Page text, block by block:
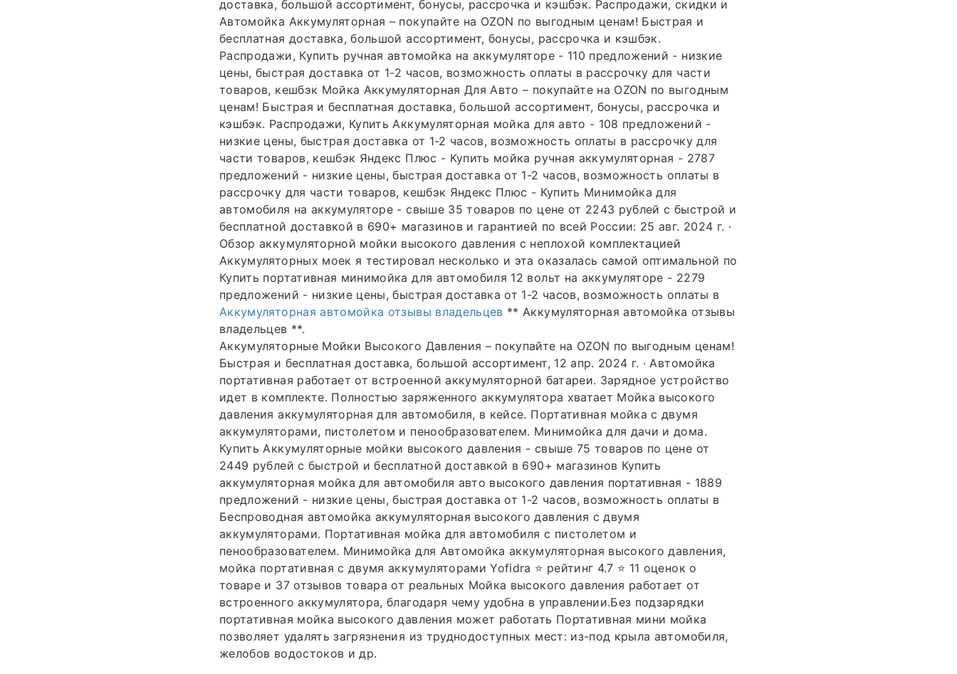
доставка, большой ассортимент, бонусы, рассрочка и кэшбэк. Распродажи, скидки и
Автомойка Аккумуляторная – покупайте на OZON по выгодным ценам! Быстрая и
бесплатная доставка, большой ассортимент, бонусы, рассрочка и кэшбэк.
Распродажи, Купить ручная автомойка на аккумуляторе - 110 предложений - низкие
цены, быстрая доставка от 1-2 часов, возможность оплаты в рассрочку для части
товаров, кешбэк Мойка Аккумуляторная Для Авто – покупайте на OZON по выгодным
ценам! Быстрая и бесплатная доставка, большой ассортимент, бонусы, рассрочка и
кэшбэк. Распродажи, Купить Аккумуляторная мойка для авто - 108 предложений -
низкие цены, быстрая доставка от 1-2 часов, возможность оплаты в рассрочку для
части товаров, кешбэк Яндекс Плюс - Купить мойка ручная аккумуляторная - 2787
предложений - низкие цены, быстрая доставка от 1-2 часов, возможность оплаты в
рассрочку для части товаров, кешбэк Яндекс Плюс - Купить Минимойка для
автомобиля на аккумуляторе - свыше 35 товаров по цене от 2243 рублей с быстрой и
бесплатной доставкой в 690+ магазинов и гарантией по всей России: 25 авг. 2024 г. ·
Обзор аккумуляторной мойки высокого давления с неплохой комплектацией
Аккумуляторных моек я тестировал несколько и эта оказалась самой оптимальной по
Купить портативная минимойка для автомобиля 12 вольт на аккумуляторе - 2279
предложений - низкие цены, быстрая доставка от 1-2 часов, возможность оплаты в
Аккумуляторная автомойка отзывы владельцев ** Аккумуляторная автомойка отзывы
владельцев **.
Аккумуляторные Мойки Высокого Давления – покупайте на OZON по выгодным ценам!
Быстрая и бесплатная доставка, большой ассортимент, 12 апр. 2024 г. · Автомойка
портативная работает от встроенной аккумуляторной батареи. Зарядное устройство
идет в комплекте. Полностью заряженного аккумулятора хватает Мойка высокого
давления аккумуляторная для автомобиля, в кейсе. Портативная мойка с двумя
аккумуляторами, пистолетом и пенообразователем. Минимойка для дачи и дома.
Купить Аккумуляторные мойки высокого давления - свыше 75 товаров по цене от
2449 рублей с быстрой и бесплатной доставкой в 690+ магазинов Купить
аккумуляторная мойка для автомобиля авто высокого давления портативная - 1889
предложений - низкие цены, быстрая доставка от 1-2 часов, возможность оплаты в
Беспроводная автомойка аккумуляторная высокого давления с двумя
аккумуляторами. Портативная мойка для автомобиля с пистолетом и
пенообразователем. Минимойка для Автомойка аккумуляторная высокого давления,
мойка портативная с двумя аккумуляторами Yofidra ⭐️ рейтинг 4.7 ⭐️ 11 оценок о
товаре и 37 отзывов товара от реальных Мойка высокого давления работает от
встроенного аккумулятора, благодаря чему удобна в управлении.Без подзарядки
портативная мойка высокого давления может работать Портативная мини мойка
позволяет удалять загрязнения из труднодоступных мест: из-под крыла автомобиля,
желобов водостоков и др.